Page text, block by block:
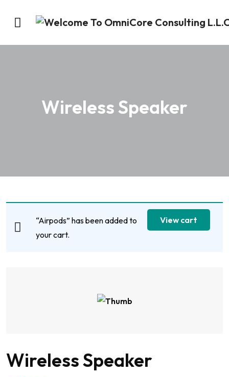
Wireless Speaker
View cart
“Airpods” has been added to
your cart.
Wireless Speaker